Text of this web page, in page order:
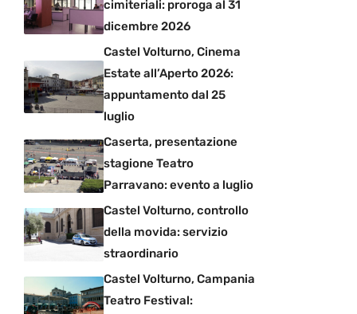
cimiteriali: proroga al 31
dicembre 2026
Castel Volturno, Cinema
Estate all’Aperto 2026:
appuntamento dal 25
luglio
Caserta, presentazione
stagione Teatro
Parravano: evento a luglio
Castel Volturno, controllo
della movida: servizio
straordinario
Castel Volturno, Campania
Teatro Festival: